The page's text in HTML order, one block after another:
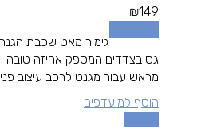
₪149
גימור מאט שכבת
גס בצדדים המספק אחיזה טובה
מראש עבור מגנט לרכב עיצוב
הוסף למועדפים